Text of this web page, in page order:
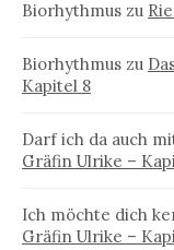
Biorhythmus zu
Biorhythmus zu
Kapitel 8
Darf ich da auch
Gräfin Ulrike –
Ich möchte dich
Gräfin Ulrike –